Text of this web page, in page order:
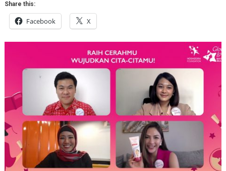
Share this:
Facebook X